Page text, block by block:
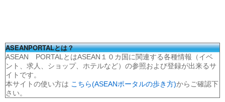
ASEANPORTALとは？
ASEAN PORTALとはASEAN１０カ国に関連する各種情報（イベ
ント、求人、ショップ、ホテルなど）の参照および登録が出来るサ
イトです。
本サイトの使い方は こちら(ASEANポータルの歩き方)からご確認下
さい。